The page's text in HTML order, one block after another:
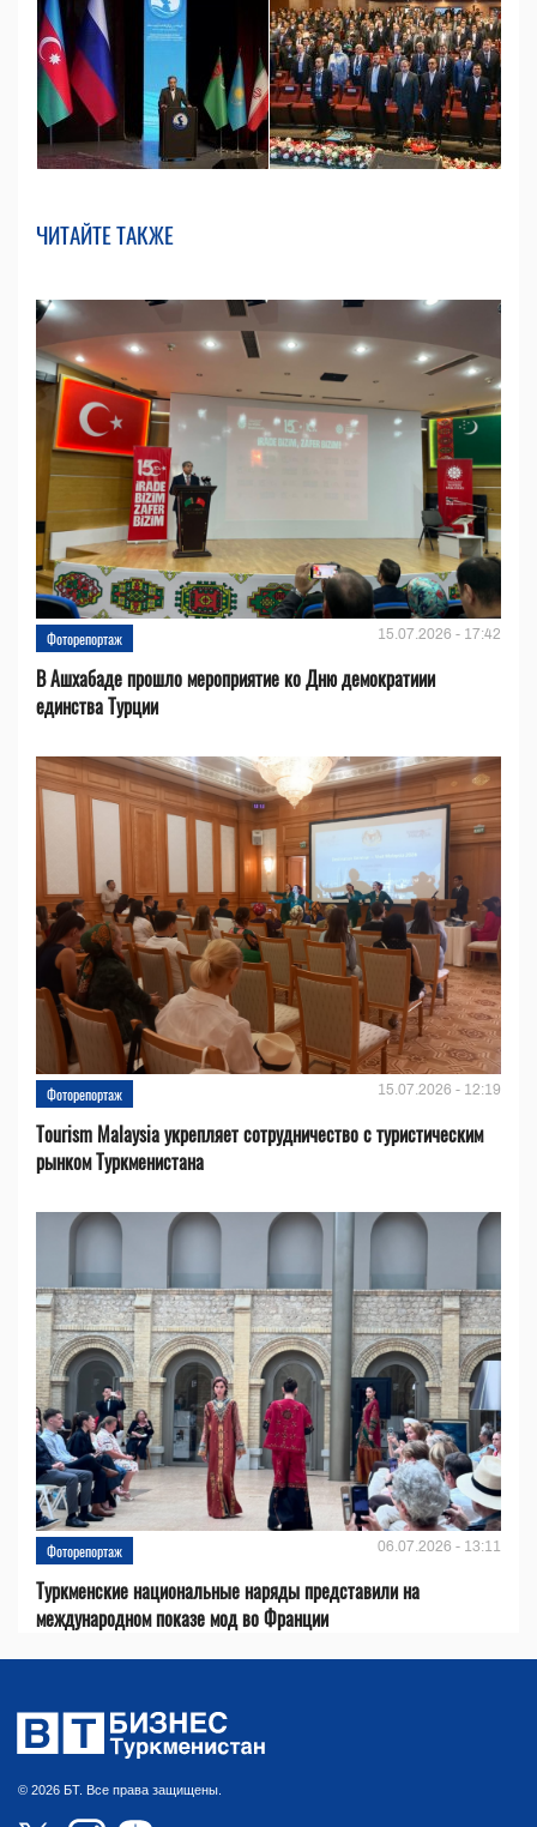
ЧИТАЙТЕ ТАКЖЕ
Фоторепортаж 15.07.2026 - 17:42
В Ашхабаде прошло мероприятие ко Дню демократиии
единства Турции
Фоторепортаж 15.07.2026 - 12:19
Tourism Malaysia укрепляет сотрудничество с туристическим
рынком Туркменистана
Фоторепортаж 06.07.2026 - 13:11
Туркменские национальные наряды представили на
международном показе мод во Франции
© 2026 БТ. Все права защищены.